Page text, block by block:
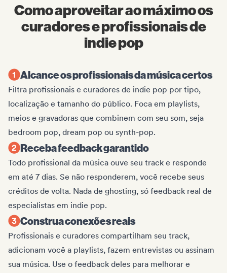
Como aproveitar ao máximo os
curadores e profissionais de
indie pop
Alcance os profissionais da música certos
Filtra profissionais e curadores de indie pop por tipo,
localização e tamanho do público. Foca em playlists,
meios e gravadoras que combinem com seu som, seja
bedroom pop, dream pop ou synth-pop.
Receba feedback garantido
Todo profissional da música ouve seu track e responde
em até 7 dias. Se não responderem, você recebe seus
créditos de volta. Nada de ghosting, só feedback real de
especialistas em indie pop.
Construa conexões reais
Profissionais e curadores compartilham seu track,
adicionam você a playlists, fazem entrevistas ou assinam
sua música. Use o feedback deles para melhorar e